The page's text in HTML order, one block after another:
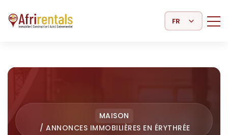
Select Language
MAISON
/ANNONCES IMMOBILIÈRES EN ÉRYTHRÉE